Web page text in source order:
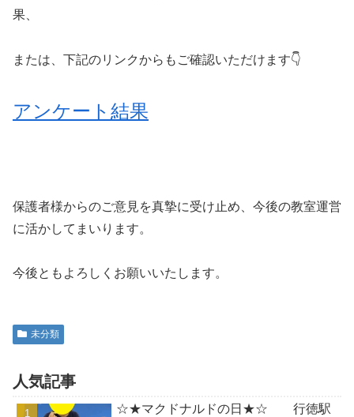
果、
または、下記のリンクからもご確認いただけます👇
アンケート結果
保護者様からのご意見を真摯に受け止め、今後の教室運営
に活かしてまいります。
今後ともよろしくお願いいたします。
未分類
人気記事
☆★マクドナルドの日★☆ 行徳駅